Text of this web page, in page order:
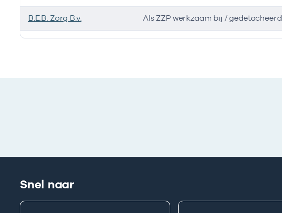
Ik heb een arbeidsrelatie met
B.E.B. Zorg B.v. Als ZZP werkzaam bij / gedetacheerd
Snel naar